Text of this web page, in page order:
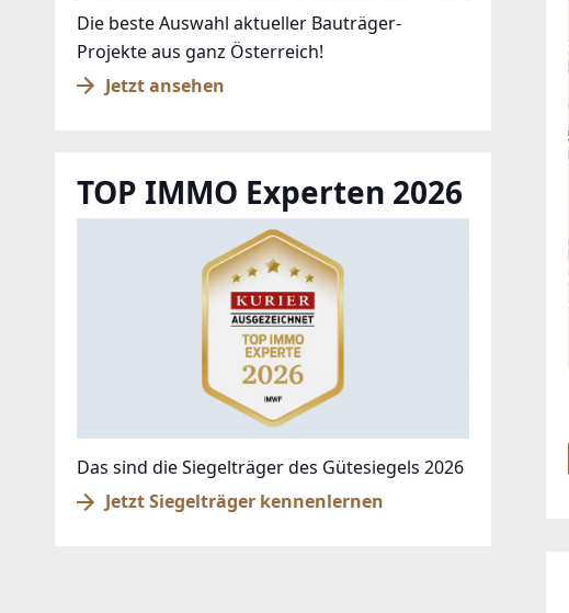
Die beste Auswahl aktueller Bauträger-
Projekte aus ganz Österreich!
Jetzt ansehen
TOP IMMO Experten 2026
Das sind die Siegelträger des Gütesiegels 2026
Jetzt Siegelträger kennenlernen